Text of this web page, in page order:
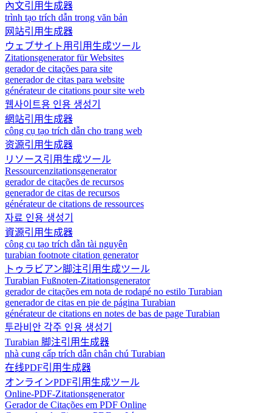
內文引用生成器
trình tạo trích dẫn trong văn bản
网站引用生成器
ウェブサイト用引用生成ツール
Zitationsgenerator für Websites
gerador de citações para site
generador de citas para website
générateur de citations pour site web
웹사이트용 인용 생성기
網站引用生成器
công cụ tạo trích dẫn cho trang web
资源引用生成器
リソース引用生成ツール
Ressourcenzitationsgenerator
gerador de citações de recursos
generador de citas de recursos
générateur de citations de ressources
자료 인용 생성기
資源引用生成器
công cụ tạo trích dẫn tài nguyên
turabian footnote citation generator
トゥラビアン脚注引用生成ツール
Turabian Fußnoten-Zitationsgenerator
gerador de citações em nota de rodapé no estilo Turabian
generador de citas en pie de página Turabian
générateur de citations en notes de bas de page Turabian
투라비안 각주 인용 생성기
Turabian 脚注引用生成器
nhà cung cấp trích dẫn chân chú Turabian
在线PDF引用生成器
オンラインPDF引用生成ツール
Online-PDF-Zitationsgenerator
Gerador de Citações em PDF Online